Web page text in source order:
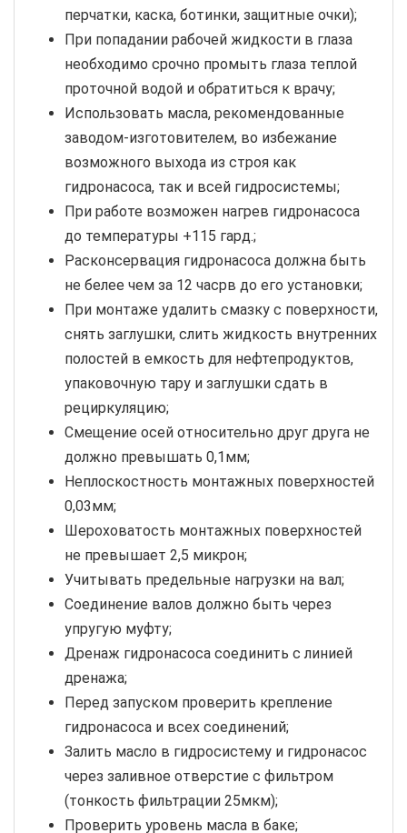
перчатки, каска, ботинки, защитные очки);
При попадании рабочей жидкости в глаза
необходимо срочно промыть глаза теплой
проточной водой и обратиться к врачу;
Использовать масла, рекомендованные
заводом-изготовителем, во избежание
возможного выхода из строя как
гидронасоса, так и всей гидросистемы;
При работе возможен нагрев гидронасоса
до температуры +115 гард.;
Расконсервация гидронасоса должна быть
не белее чем за 12 часрв до его установки;
При монтаже удалить смазку с поверхности,
снять заглушки, слить жидкость внутренних
полостей в емкость для нефтепродуктов,
упаковочную тару и заглушки сдать в
рециркуляцию;
Смещение осей относительно друг друга не
должно превышать 0,1мм;
Неплоскостность монтажных поверхностей
0,03мм;
Шероховатость монтажных поверхностей
не превышает 2,5 микрон;
Учитывать предельные нагрузки на вал;
Соединение валов должно быть через
упругую муфту;
Дренаж гидронасоса соединить с линией
дренажа;
Перед запуском проверить крепление
гидронасоса и всех соединений;
Залить масло в гидросистему и гидронасос
через заливное отверстие с фильтром
(тонкость фильтрации 25мкм);
Проверить уровень масла в баке;